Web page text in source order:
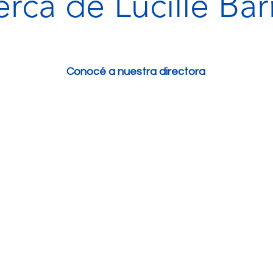
Conocé a nuestra directora